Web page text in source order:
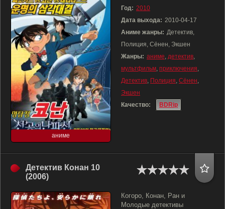
аниме
Год: 2010
Дата выхода: 2010-04-17
Аниме жанры: Детектив,
Полиция, Сёнен, Экшен
Жанры: аниме, детектив,
мультфильм, приключения,
Детектив, Полиция, Сёнен,
Экшен
Качество:
BDRip
Детектив Конан 10
(2006)
Когоро, Конан, Ран и
Молодые детективы